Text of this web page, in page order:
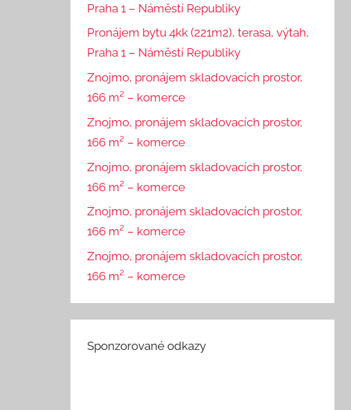
Praha 1 – Náměstí Republiky
Pronájem bytu 4kk (221m2), terasa, výtah,
Praha 1 – Náměstí Republiky
Znojmo, pronájem skladovacích prostor,
166 m² – komerce
Znojmo, pronájem skladovacích prostor,
166 m² – komerce
Znojmo, pronájem skladovacích prostor,
166 m² – komerce
Znojmo, pronájem skladovacích prostor,
166 m² – komerce
Znojmo, pronájem skladovacích prostor,
166 m² – komerce
Sponzorované odkazy